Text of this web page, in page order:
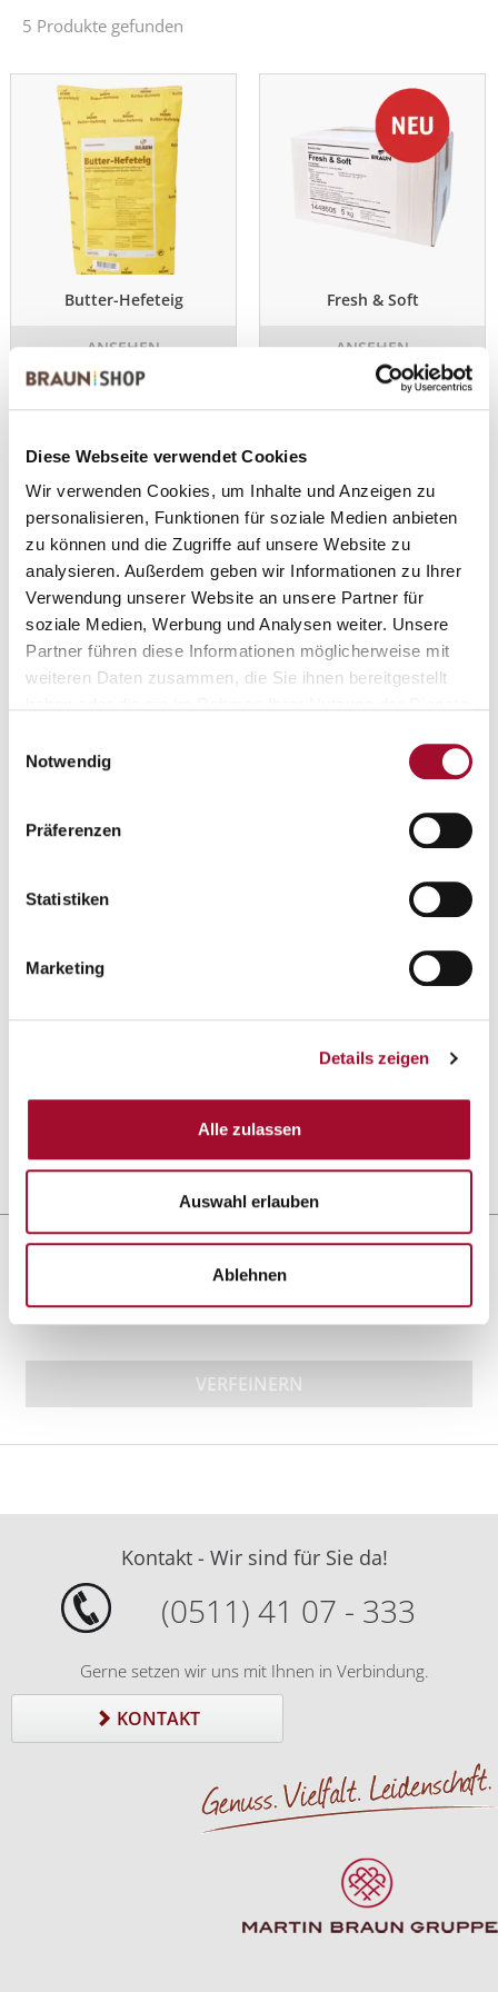
Diese Webseite verwendet Cookies
Wir verwenden Cookies, um Inhalte und Anzeigen zu
personalisieren, Funktionen für soziale Medien anbieten
zu können und die Zugriffe auf unsere Website zu
analysieren. Außerdem geben wir Informationen zu Ihrer
Verwendung unserer Website an unsere Partner für
soziale Medien, Werbung und Analysen weiter. Unsere
Partner führen diese Informationen möglicherweise mit
weiteren Daten zusammen, die Sie ihnen bereitgestellt
Notwendig
Präferenzen
Statistiken
Marketing
Details zeigen
Alle zulassen
Auswahl erlauben
Ablehnen
5 Produkte gefunden
Butter-Hefeteig
ANSEHEN
25,0 kg im Sack
Fresh & Soft
ANSEHEN
5 kg im Karton
HefeQuick
25,0 kg im Sack
Hefesoft
25,0 kg im Sack
VERFEINERN
Kontakt - Wir sind für Sie da!
(0511) 41 07 - 333
Gerne setzen wir uns mit Ihnen in Verbindung.
KONTAKT